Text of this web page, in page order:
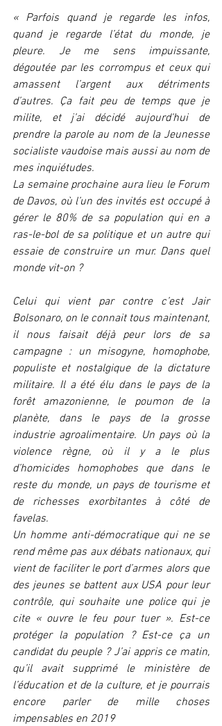
« Parfois quand je regarde les infos,
quand je regarde l’état du monde, je
pleure. Je me sens impuissante,
dégoutée par les corrompus et ceux qui
amassent l’argent aux détriments
d’autres. Ça fait peu de temps que je
milite, et j’ai décidé aujourd’hui de
prendre la parole au nom de la Jeunesse
socialiste vaudoise mais aussi au nom de
mes inquiétudes.
La semaine prochaine aura lieu le Forum
de Davos, où l’un des invités est occupé à
gérer le 80% de sa population qui en a
ras-le-bol de sa politique et un autre qui
essaie de construire un mur. Dans quel
monde vit-on ?
Celui qui vient par contre c’est Jair
Bolsonaro, on le connait tous maintenant,
il nous faisait déjà peur lors de sa
campagne : un misogyne, homophobe,
populiste et nostalgique de la dictature
militaire. Il a été élu dans le pays de la
forêt amazonienne, le poumon de la
planète, dans le pays de la grosse
industrie agroalimentaire. Un pays où la
violence règne, où il y a le plus
d’homicides homophobes que dans le
reste du monde, un pays de tourisme et
de richesses exorbitantes à côté de
favelas.
Un homme anti-démocratique qui ne se
rend même pas aux débats nationaux, qui
vient de faciliter le port d’armes alors que
des jeunes se battent aux USA pour leur
contrôle, qui souhaite une police qui je
cite « ouvre le feu pour tuer ». Est-ce
protéger la population ? Est-ce ça un
candidat du peuple ? J’ai appris ce matin,
qu’il avait supprimé le ministère de
l’éducation et de la culture, et je pourrais
encore parler de mille choses
impensables en 2019